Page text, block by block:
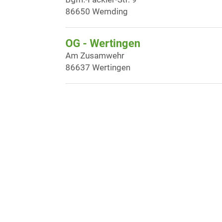
86650 Wemding
OG - Wertingen
Am Zusamwehr
86637 Wertingen